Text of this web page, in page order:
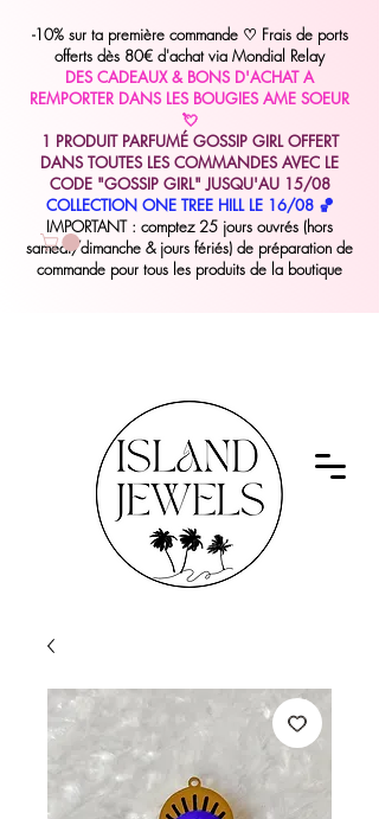
-10% sur ta première commande ♡ Frais de ports
offerts dès 80€ d'achat via Mondial Relay
DES CADEAUX & BONS D'ACHAT A
REMPORTER DANS LES BOUGIES AME SOEUR
💘
1 PRODUIT PARFUMÉ GOSSIP GIRL OFFERT
DANS TOUTES LES COMMANDES AVEC LE
CODE "GOSSIP GIRL" JUSQU'AU 15/08
COLLECTION ONE TREE HILL LE 16/08 🏀
IMPORTANT : comptez 25 jours ouvrés (hors
samedi/dimanche & jours fériés) de préparation de
commande pour tous les produits de la boutique